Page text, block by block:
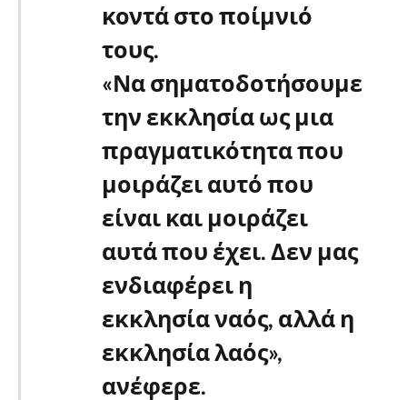
κοντά στο ποίμνιό
τους.
«Να σηματοδοτήσουμε
την εκκλησία ως μια
πραγματικότητα που
μοιράζει αυτό που
είναι και μοιράζει
αυτά που έχει. Δεν μας
ενδιαφέρει η
εκκλησία ναός, αλλά η
εκκλησία λαός»,
ανέφερε.